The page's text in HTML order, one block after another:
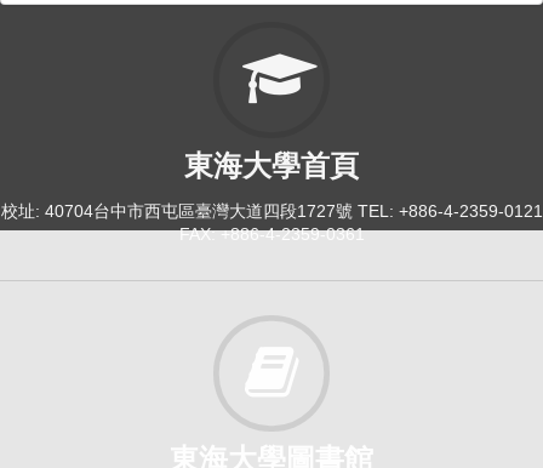
必修
日間學士班-工學院1
日間學士班-經,畜,食科,健運,法律1
東海大學首頁
校址: 40704台中市西屯區臺灣大道四段1727號 TEL: +886-4-2359-0121
FAX: +886-4-2359-0361
東海大學圖書館